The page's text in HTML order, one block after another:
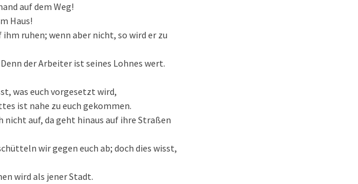
auf dem Weg!
Haus!
ihm ruhen; wenn aber nicht, so wird er zu
der Arbeiter ist seines Lohnes wert.
was euch vorgesetzt wird,
ist nahe zu euch gekommen.
nicht auf, da geht hinaus auf ihre Straßen
wir gegen euch ab; doch dies wisst,
wird als jener Stadt.